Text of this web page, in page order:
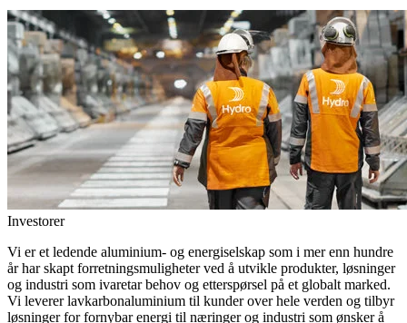
Investorer
Vi er et ledende aluminium- og energiselskap som i mer enn hundre
år har skapt forretningsmuligheter ved å utvikle produkter, løsninger
og industri som ivaretar behov og etterspørsel på et globalt marked.
Vi leverer lavkarbonaluminium til kunder over hele verden og tilbyr
løsninger for fornybar energi til næringer og industri som ønsker å